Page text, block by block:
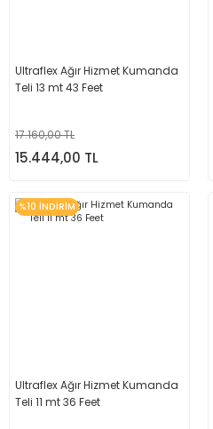
Ultraflex Ağır Hizmet Kumanda
Teli 13 mt 43 Feet
17.160,00 TL
15.444,00 TL
%10 İNDİRİM
Ultraflex Ağır Hizmet Kumanda
Teli 11 mt 36 Feet